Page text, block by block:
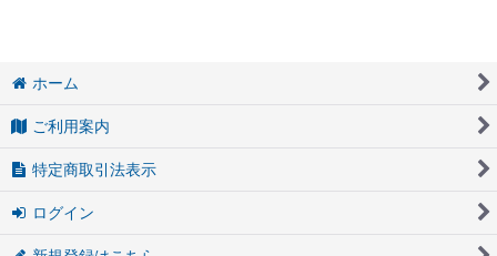
ホーム
ご利用案内
特定商取引法表示
ログイン